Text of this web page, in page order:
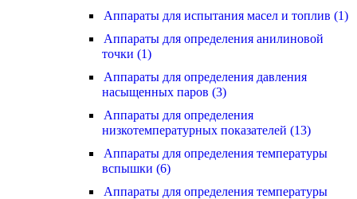
Аппараты для испытания масел и топлив (1)
Аппараты для определения анилиновой
точки (1)
Аппараты для определения давления
насыщенных паров (3)
Аппараты для определения
низкотемпературных показателей (13)
Аппараты для определения температуры
вспышки (6)
Аппараты для определения температуры